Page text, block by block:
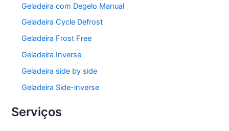
Geladeira com Degelo Manual
Geladeira Cycle Defrost
Geladeira Frost Free
Geladeira Inverse
Geladeira side by side
Geladeira Side-inverse
Serviços